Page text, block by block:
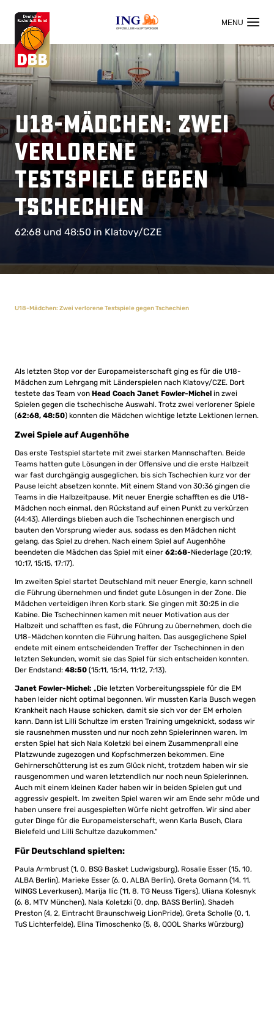
OFFIZIELLER HAUPTSPONSOR
U18-Mädchen: Zwei
verlorene
Testspiele gegen
Tschechien
62:68 und 48:50 in Klatovy/CZE
U18-Mädchen: Zwei verlorene Testspiele gegen Tschechien
Als letzten Stop vor der Europameisterschaft ging es für die U18-
Mädchen zum Lehrgang mit Länderspielen nach Klatovy/CZE. Dort
testete das Team von Head Coach Janet Fowler-Michel in zwei
Spielen gegen die tschechische Auswahl. Trotz zwei verlorener Spiele
(62:68, 48:50) konnten die Mädchen wichtige letzte Lektionen lernen.
Zwei Spiele auf Augenhöhe
Das erste Testspiel startete mit zwei starken Mannschaften. Beide
Teams hatten gute Lösungen in der Offensive und die erste Halbzeit
war fast durchgängig ausgeglichen, bis sich Tschechien kurz vor der
Pause leicht absetzen konnte. Mit einem Stand von 30:36 gingen die
Teams in die Halbzeitpause. Mit neuer Energie schafften es die U18-
Mädchen noch einmal, den Rückstand auf einen Punkt zu verkürzen
(44:43). Allerdings blieben auch die Tschechinnen energisch und
bauten den Vorsprung wieder aus, sodass es den Mädchen nicht
gelang, das Spiel zu drehen. Nach einem Spiel auf Augenhöhe
beendeten die Mädchen das Spiel mit einer 62:68-Niederlage (20:19,
10:17, 15:15, 17:17).
Im zweiten Spiel startet Deutschland mit neuer Energie, kann schnell
die Führung übernehmen und findet gute Lösungen in der Zone. Die
Mädchen verteidigen ihren Korb stark. Sie gingen mit 30:25 in die
Kabine. Die Tschechinnen kamen mit neuer Motivation aus der
Halbzeit und schafften es fast, die Führung zu übernehmen, doch die
U18-Mädchen konnten die Führung halten. Das ausgeglichene Spiel
endete mit einem entscheidenden Treffer der Tschechinnen in den
letzten Sekunden, womit sie das Spiel für sich entscheiden konnten.
Der Endstand: 48:50 (15:11, 15:14, 11:12, 7:13).
Janet Fowler-Michel: „Die letzten Vorbereitungsspiele für die EM
haben leider nicht optimal begonnen. Wir mussten Karla Busch wegen
Krankheit nach Hause schicken, damit sie sich vor der EM erholen
kann. Dann ist Lilli Schultze im ersten Training umgeknickt, sodass wir
sie rausnehmen mussten und nur noch zehn Spielerinnen waren. Im
ersten Spiel hat sich Nala Koletzki bei einem Zusammenprall eine
Platzwunde zugezogen und Kopfschmerzen bekommen. Eine
Gehirnerschütterung ist es zum Glück nicht, trotzdem haben wir sie
rausgenommen und waren letztendlich nur noch neun Spielerinnen.
Auch mit einem kleinen Kader haben wir in beiden Spielen gut und
aggressiv gespielt. Im zweiten Spiel waren wir am Ende sehr müde und
haben unsere frei ausgespielten Würfe nicht getroffen. Wir sind aber
guter Dinge für die Europameisterschaft, wenn Karla Busch, Clara
Bielefeld und Lilli Schultze dazukommen.“
Für Deutschland spielten:
Paula Armbrust (1, 0, BSG Basket Ludwigsburg), Rosalie Esser (15, 10,
ALBA Berlin), Marieke Esser (6, 0, ALBA Berlin), Greta Gomann (14, 11,
WINGS Leverkusen), Marija Ilic (11, 8, TG Neuss Tigers), Uliana Kolesnyk
(6, 8, MTV München), Nala Koletzki (0, dnp, BASS Berlin), Shadeh
Preston (4, 2, Eintracht Braunschweig LionPride), Greta Scholle (0, 1,
TuS Lichterfelde), Elina Timoschenko (5, 8, QOOL Sharks Würzburg)